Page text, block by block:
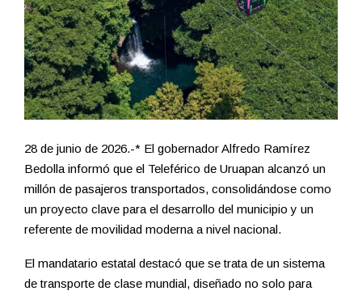
28 de junio de 2026.-* El gobernador Alfredo Ramírez
Bedolla informó que el Teleférico de Uruapan alcanzó un
millón de pasajeros transportados, consolidándose como
un proyecto clave para el desarrollo del municipio y un
referente de movilidad moderna a nivel nacional.
El mandatario estatal destacó que se trata de un sistema
de transporte de clase mundial, diseñado no solo para